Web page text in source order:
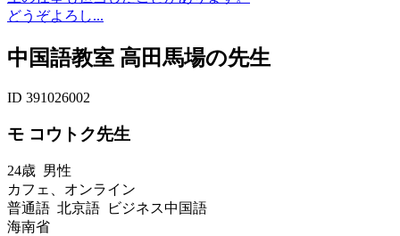
どうぞよろし...
中国語教室 高田馬場の先生
ID 391026002
モ コウトク先生
24歳 男性
カフェ、オンライン
普通語 北京語 ビジネス中国語
海南省